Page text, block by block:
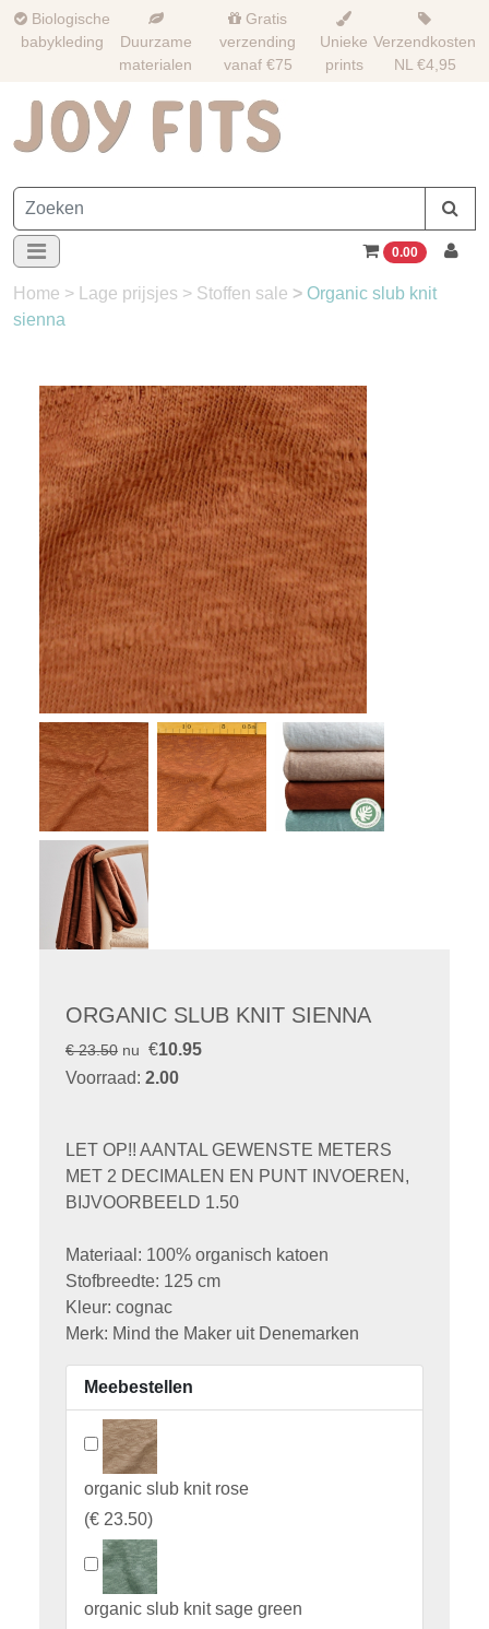
Biologische
babykleding
Duurzame
materialen
Gratis
verzending
vanaf €75
Unieke
prints
Verzendkosten
NL €4,95
0.00
Home > Lage prijsjes > Stoffen sale > Organic slub knit
sienna
ORGANIC SLUB KNIT SIENNA
€ 23.50 nu €10.95
Voorraad: 2.00
LET OP!! AANTAL GEWENSTE METERS
MET 2 DECIMALEN EN PUNT INVOEREN,
BIJVOORBEELD 1.50
Materiaal: 100% organisch katoen
Stofbreedte: 125 cm
Kleur: cognac
Merk: Mind the Maker uit Denemarken
Meebestellen
organic slub knit rose
(€ 23.50)
organic slub knit sage green